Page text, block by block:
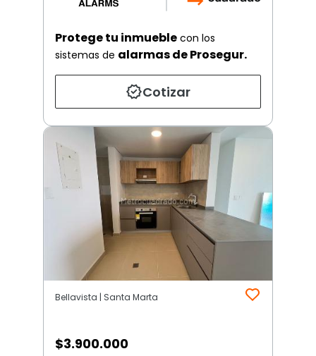
Protege tu inmueble con los
sistemas de alarmas de Prosegur.
Cotizar
Bellavista | Santa Marta
$3.900.000